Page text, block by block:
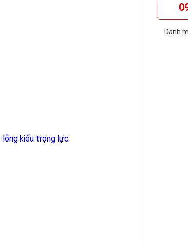
Danh